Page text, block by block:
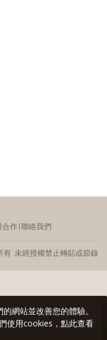
合作∣聯絡我們
未經授權禁止轉貼或節錄
網站並改善您的體驗。
使用cookies，點此查看